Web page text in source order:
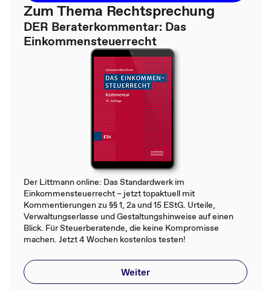
Zum Thema Rechtsprechung
DER Beraterkommentar: Das
Einkommensteuerrecht
Der Littmann online: Das Standardwerk im
Einkommensteuerrecht – jetzt topaktuell mit
Kommentierungen zu §§ 1, 2a und 15 EStG. Urteile,
Verwaltungserlasse und Gestaltungshinweise auf einen
Blick. Für Steuerberatende, die keine Kompromisse
machen. Jetzt 4 Wochen kostenlos testen!
Weiter